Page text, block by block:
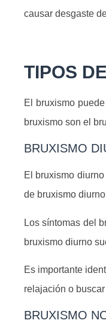
causar desgaste
TIPOS
El bruxismo
bruxismo son el
BRUXISMO
El bruxismo
de bruxismo
Los síntomas del
bruxismo diurno
Es importante
relajación o
BRUXISMO